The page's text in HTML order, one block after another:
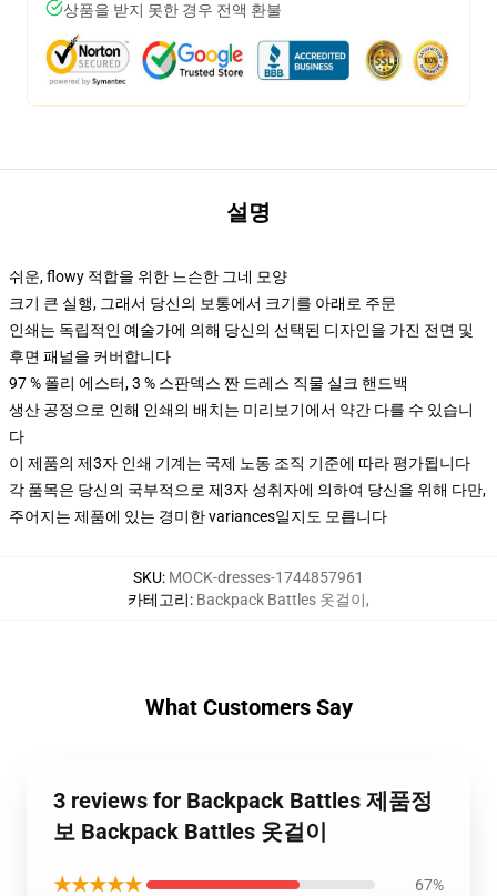
상품을 받지 못한 경우 전액 환불
설명
쉬운, flowy 적합을 위한 느슨한 그네 모양
크기 큰 실행, 그래서 당신의 보통에서 크기를 아래로 주문
인쇄는 독립적인 예술가에 의해 당신의 선택된 디자인을 가진 전면 및
후면 패널을 커버합니다
97 % 폴리 에스터, 3 % 스판덱스 짠 드레스 직물 실크 핸드백
생산 공정으로 인해 인쇄의 배치는 미리보기에서 약간 다를 수 있습니
다
이 제품의 제3자 인쇄 기계는 국제 노동 조직 기준에 따라 평가됩니다
각 품목은 당신의 국부적으로 제3자 성취자에 의하여 당신을 위해 다만,
주어지는 제품에 있는 경미한 variances일지도 모릅니다
SKU: MOCK-dresses-1744857961
카테고리: Backpack Battles 옷걸이,
What Customers Say
3 reviews for Backpack Battles 제품정
보 Backpack Battles 옷걸이
★★★★★ 67%